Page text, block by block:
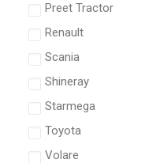
Preet Tractor
Renault
Scania
Shineray
Starmega
Toyota
Volare